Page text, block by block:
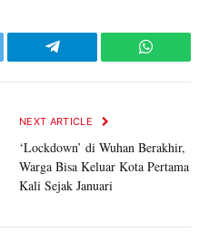
Telegram
NEXT ARTICLE
‘Lockdown’ di Wuhan Berakhir,
Warga Bisa Keluar Kota Pertama
Kali Sejak Januari